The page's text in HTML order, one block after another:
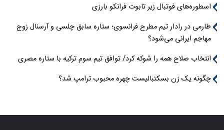
اسطوره‌های فوتبال زیر تابوت فرانکو بارزی
طارمی در رادار تیم مطرح فرانسوی؛ ستاره سابق چلسی و آرسنال زوج
مهاجم ایرانی می‌شود؟
انتخاب صلاح همه را شوکه کرد/ توافق تیم سوم ترکیه با ستاره مصری
چگونه یک زن بسکتبالیست چهره محبوب ترامپ شد؟